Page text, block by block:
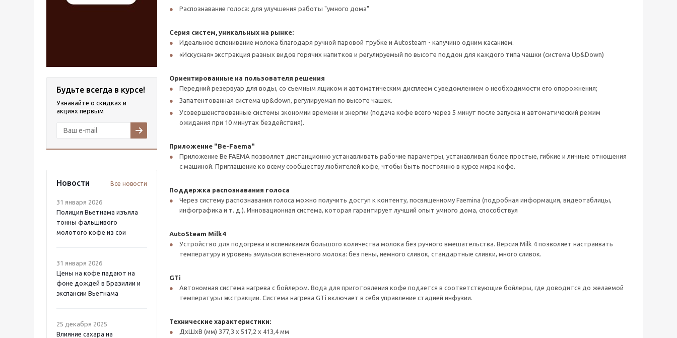
Будьте всегда в курсе!
Узнавайте о скидках и
акциях первым
Новости Все новости
31 января 2026
Полиция Вьетнама изъяла
тонны фальшивого
молотого кофе из сои
31 января 2026
Цены на кофе падают на
фоне дождей в Бразилии и
экспансии Вьетнама
25 декабря 2025
Влияние сахара на
Распознавание голоса: для улучшения работы "умного дома"
Серия систем, уникальных на рынке:
Идеальное вспенивание молока благодаря ручной паровой трубке и Autosteam - капучино одним касанием.
«Искусная» экстракция разных видов горячих напитков и регулируемый по высоте поддон для каждого типа чашки (система Up&Down)
Ориентированные на пользователя решения
Передний резервуар для воды, со съемным ящиком и автоматическим дисплеем с уведомлением о необходимости его опорожнения;
Запатентованная система up&down, регулируемая по высоте чашек.
Усовершенствованные системы экономии времени и энергии (подача кофе всего через 5 минут после запуска и автоматический режим
ожидания при 10 минутах бездействия).
Приложение "Be-Faema"
Приложение Be FAEMA позволяет дистанционно устанавливать рабочие параметры, устанавливая более простые, гибкие и личные отношения
с машиной. Приглашение ко всему сообществу любителей кофе, чтобы быть постоянно в курсе мира кофе.
Поддержка распознавания голоса
Через систему распознавания голоса можно получить доступ к контенту, посвященному Faemina (подробная информация, видеотаблицы,
инфографика и т. д.). Инновационная система, которая гарантирует лучший опыт умного дома, способствуя
AutoSteam Milk4
Устройство для подогрева и вспенивания большого количества молока без ручного вмешательства. Версия Milk 4 позволяет настраивать
температуру и уровень эмульсии вспененного молока: без пены, немного сливок, стандартные сливки, много сливок.
GTi
Автономная система нагрева с бойлером. Вода для приготовления кофе подается в соответствующие бойлеры, где доводится до желаемой
температуры экстракции. Система нагрева GTi включает в себя управление стадией инфузии.
Технические характеристики:
ДхШхВ (мм) 377,3 x 517,2 x 413,4 мм